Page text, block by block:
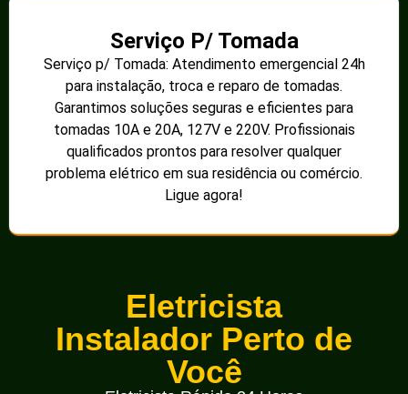
Serviço P/ Tomada
Serviço p/ Tomada: Atendimento emergencial 24h
para instalação, troca e reparo de tomadas.
Garantimos soluções seguras e eficientes para
tomadas 10A e 20A, 127V e 220V. Profissionais
qualificados prontos para resolver qualquer
problema elétrico em sua residência ou comércio.
Ligue agora!
Eletricista
Instalador Perto de
Você